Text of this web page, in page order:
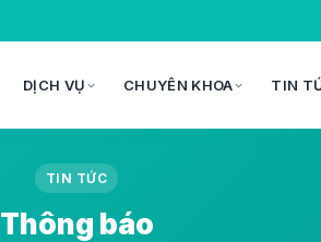
DỊCH VỤ CHUYÊN KHOA TIN
TIN TỨC
Thông báo